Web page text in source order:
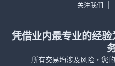
关注我们
凭借业内最专业的经
所有交易均涉及风险，您